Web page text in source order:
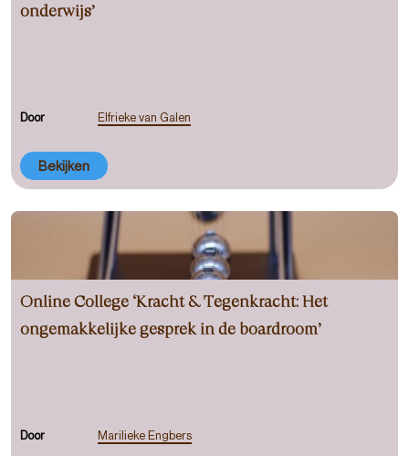
onderwijs’
Door Elfrieke van Galen
Bekijken
Online College ‘Kracht & Tegenkracht: Het
ongemakkelijke gesprek in de boardroom’
Door Marilieke Engbers